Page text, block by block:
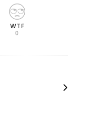
WTF
0